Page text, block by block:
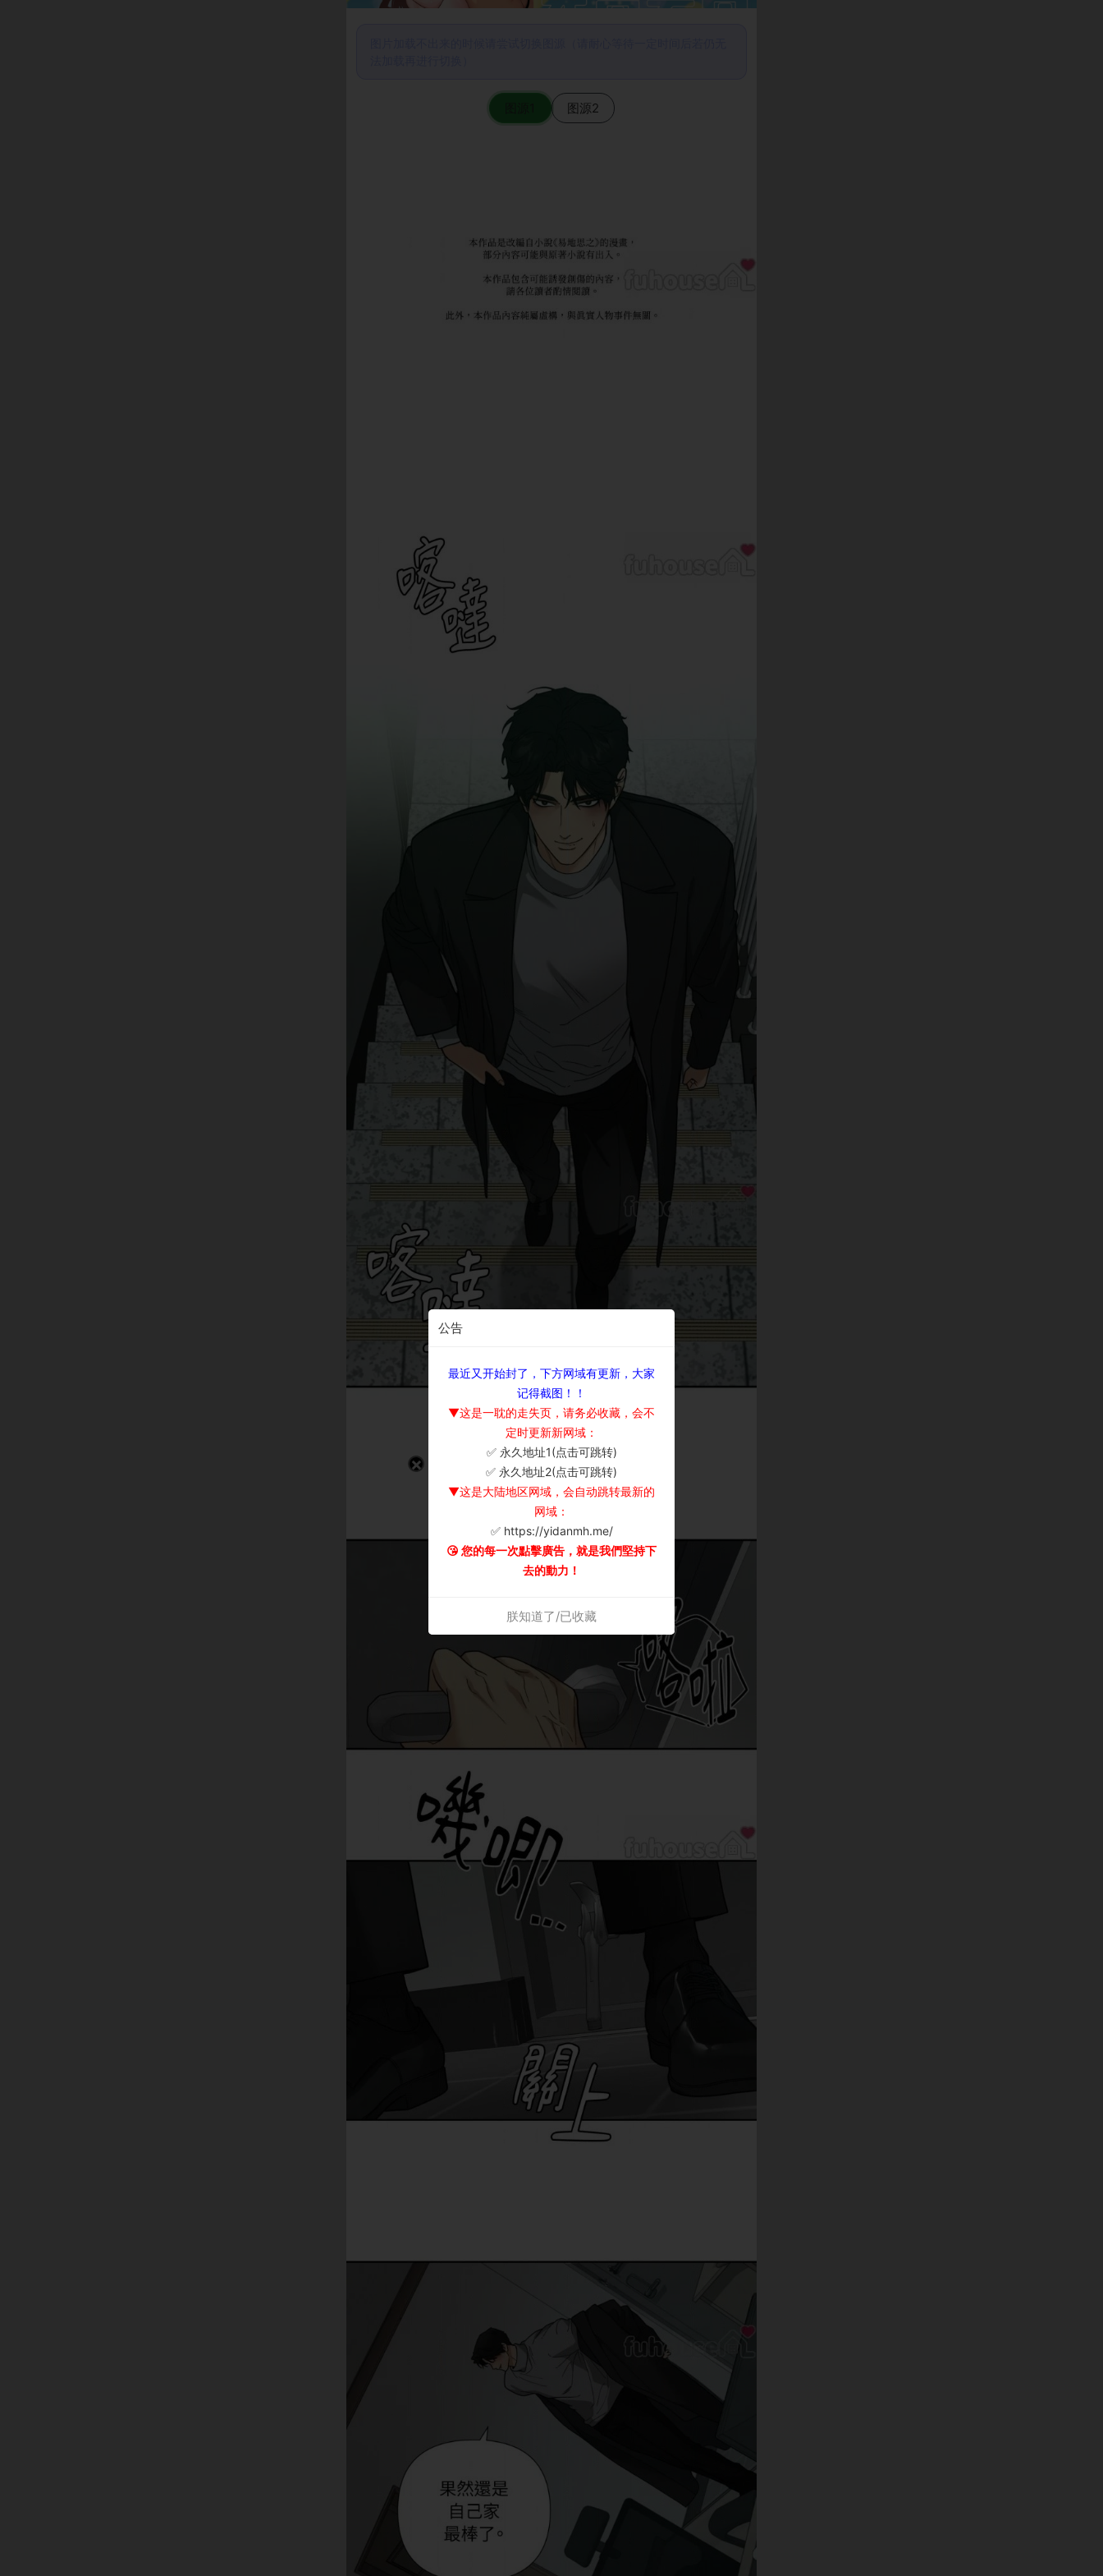
图源2
公告
最近又开始封了，下方网域有更新，大家
记得截图！！
▼这是一耽的走失页，请务必收藏，会不
定时更新新网域：
✅ 永久地址1(点击可跳转)
✅ 永久地址2(点击可跳转)
▼这是大陆地区网域，会自动跳转最新的
网域：
✅ https://yidanmh.me/
😘 您的每一次點擊廣告，就是我們堅持下
去的動力！
朕知道了/已收藏
×